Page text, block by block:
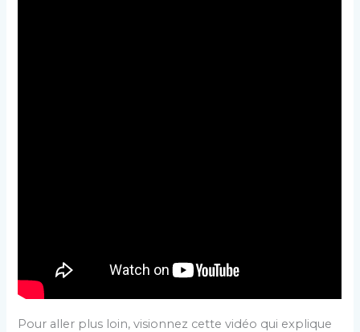
Pour aller plus loin, visionnez cette vidéo qui explique